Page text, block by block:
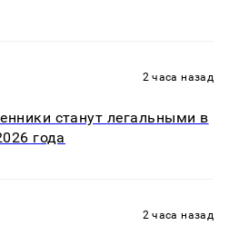
2 часа назад
станут легальными в
года
2 часа назад